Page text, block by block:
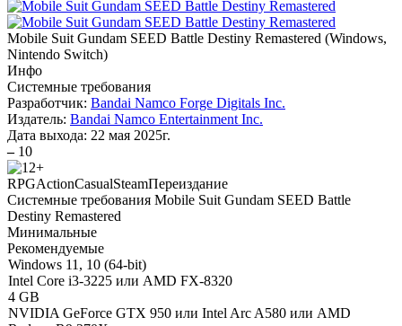
Mobile Suit Gundam SEED Battle Destiny Remastered (Windows,
Nintendo Switch)
Инфо
Системные требования
Разработчик: Bandai Namco Forge Digitals Inc.
Издатель: Bandai Namco Entertainment Inc.
Дата выхода: 22 мая 2025г.
– 10
RPGActionCasualSteamПереиздание
Системные требования Mobile Suit Gundam SEED Battle
Destiny Remastered
Минимальные
Рекомендуемые
Windows 11, 10 (64-bit)
Intel Core i3-3225 или AMD FX-8320
4 GB
NVIDIA GeForce GTX 950 или Intel Arc A580 или AMD